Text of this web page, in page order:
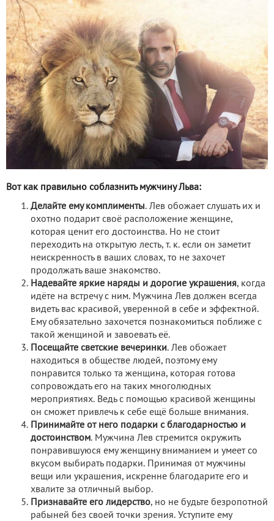
Вот как правильно соблазнить мужчину Льва:
Делайте ему комплименты. Лев обожает слушать их и
охотно подарит своё расположение женщине,
которая ценит его достоинства. Но не стоит
переходить на открытую лесть, т. к. если он заметит
неискренность в ваших словах, то не захочет
продолжать ваше знакомство.
Надевайте яркие наряды и дорогие украшения, когда
идёте на встречу с ним. Мужчина Лев должен всегда
видеть вас красивой, уверенной в себе и эффектной.
Ему обязательно захочется познакомиться поближе с
такой женщиной и завоевать её.
Посещайте светские вечеринки. Лев обожает
находиться в обществе людей, поэтому ему
понравится только та женщина, которая готова
сопровождать его на таких многолюдных
мероприятиях. Ведь с помощью красивой женщины
он сможет привлечь к себе ещё больше внимания.
Принимайте от него подарки с благодарностью и
достоинством. Мужчина Лев стремится окружить
понравившуюся ему женщину вниманием и умеет со
вкусом выбирать подарки. Принимая от мужчины
вещи или украшения, искренне благодарите его и
хвалите за отличный выбор.
Признавайте его лидерство, но не будьте безропотной
рабыней без своей точки зрения. Уступите ему